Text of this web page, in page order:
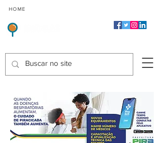
HOME